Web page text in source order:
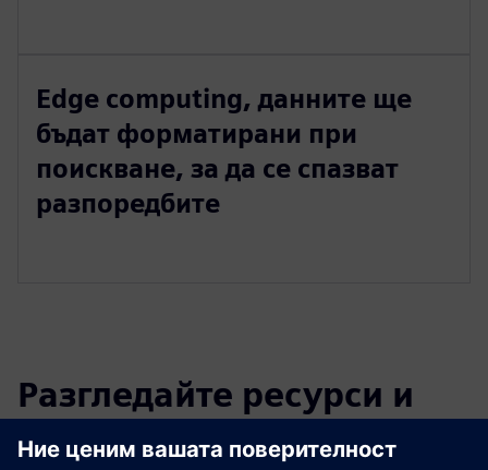
Edge computing, данните ще
бъдат форматирани при
поискване, за да се спазват
разпоредбите
Разгледайте ресурси и
свързани продукти